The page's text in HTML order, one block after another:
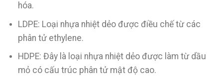
hóa.
LDPE: Loại nhựa nhiệt dẻo được điều chế từ các
phân tử ethylene.
HDPE: Đây là loại nhựa nhiệt dẻo được làm từ dầu
mỏ có cấu trúc phân tử mật độ cao.